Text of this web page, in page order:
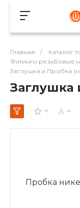
Главная / Каталог
Фитинги резьбовые
Заглушка и Пробка
Заглушка
Пробка